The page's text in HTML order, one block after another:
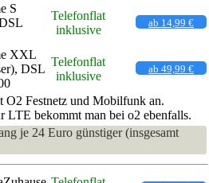
S
Telefonflat
inklusive
ab 14,99 €
XXL
DSL
Telefonflat
inklusive
ab 49,99 €
O2 Festnetz und Mobilfunk an.
LTE bekommt man bei o2 ebenfalls.
je 24 Euro günstiger (insgesamt